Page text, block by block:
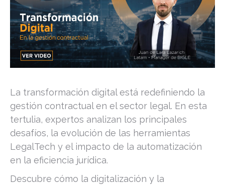
La transformación digital está redefiniendo la
gestión contractual en el sector legal. En esta
tertulia, expertos analizan los principales
desafíos, la evolución de las herramientas
LegalTech y el impacto de la automatización
en la eficiencia jurídica.
Descubre cómo la digitalización y la